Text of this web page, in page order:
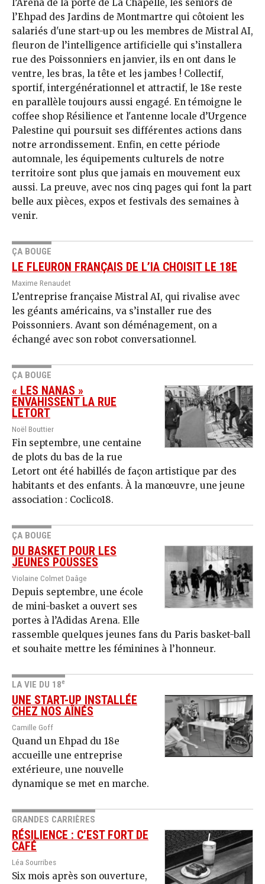
l’Arena de la porte de La Chapelle, les seniors de
l’Ehpad des Jardins de Montmartre qui côtoient les
salariés d'une start-up ou les membres de Mistral AI,
fleuron de l’intelligence artificielle qui s’installera
rue des Poissonniers en janvier, ils en ont dans le
ventre, les bras, la tête et les jambes ! Collectif,
sportif, intergénérationnel et attractif, le 18e reste
en parallèle toujours aussi engagé. En témoigne le
coffee shop Résilience et l'antenne locale d’Urgence
Palestine qui poursuit ses différentes actions dans
notre arrondissement. Enfin, en cette période
automnale, les équipements culturels de notre
territoire sont plus que jamais en mouvement eux
aussi. La preuve, avec nos cinq pages qui font la part
belle aux pièces, expos et festivals des semaines à
venir.
ÇA BOUGE
LE FLEURON FRANÇAIS DE L’IA CHOISIT LE 18E
Maxime Renaudet
L’entreprise française Mistral AI, qui rivalise avec
les géants américains, va s’installer rue des
Poissonniers. Avant son déménagement, on a
échangé avec son robot conversationnel.
ÇA BOUGE
« LES NANAS »
ENVAHISSENT LA RUE
LETORT
Noël Bouttier
Fin septembre, une centaine
de plots du bas de la rue
Letort ont été habillés de façon artistique par des
habitants et des enfants. À la manœuvre, une jeune
association : Coclico18.
ÇA BOUGE
DU BASKET POUR LES
JEUNES POUSSES
Violaine Colmet Daâge
Depuis septembre, une école
de mini-basket a ouvert ses
portes à l’Adidas Arena. Elle
rassemble quelques jeunes fans du Paris basket-ball
et souhaite mettre les féminines à l’honneur.
LA VIE DU 18e
UNE START-UP INSTALLÉE
CHEZ NOS AÎNÉS
Camille Goff
Quand un Ehpad du 18e
accueille une entreprise
extérieure, une nouvelle
dynamique se met en marche.
GRANDES CARRIÈRES
RÉSILIENCE : C’EST FORT DE
CAFÉ
Léa Sourribes
Six mois après son ouverture,